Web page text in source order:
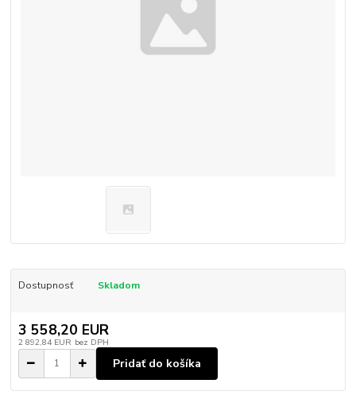
Dostupnosť Skladom
3 558,20 EUR
2 892,84 EUR bez DPH
Pridať do košíka